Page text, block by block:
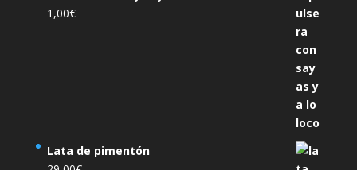
1,00€
Lata de pimentón